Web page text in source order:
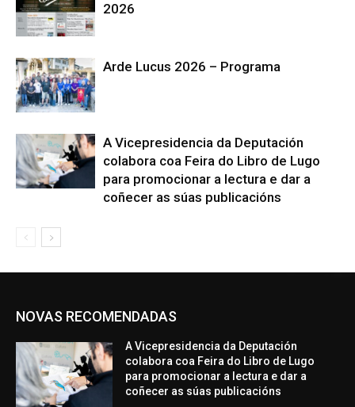
2026
Arde Lucus 2026 – Programa
A Vicepresidencia da Deputación
colabora coa Feira do Libro de Lugo
para promocionar a lectura e dar a
coñecer as súas publicacións
NOVAS RECOMENDADAS
A Vicepresidencia da Deputación
colabora coa Feira do Libro de Lugo
para promocionar a lectura e dar a
coñecer as súas publicacións